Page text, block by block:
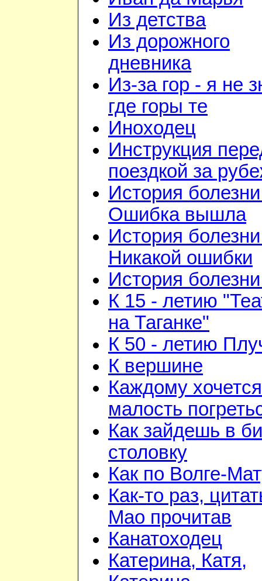
Из детства
Из дорожного
дневника
Из-за гор - я не
где горы те
Иноходец
Инструкция
поездкой за
История
Ошибка вышла
История
Никакой ошибки
История
К 15 - летию
на Таганке"
К 50 - летию
К вершине
Каждому хочется
малость
Как зайдешь в
столовку
Как по Волге-
Как-то раз,
Мао прочитав
Канатоходец
Катерина, Катя,